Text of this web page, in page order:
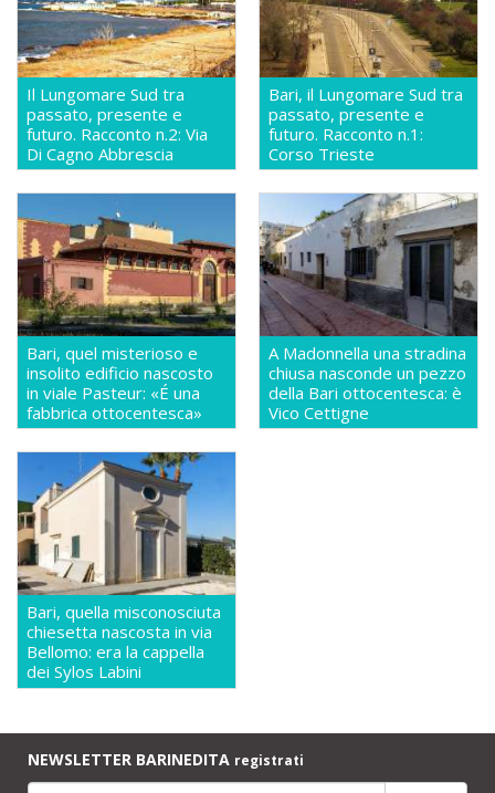
Il Lungomare Sud tra
passato, presente e
futuro. Racconto n.2: Via
Di Cagno Abbrescia
Bari, il Lungomare Sud tra
passato, presente e
futuro. Racconto n.1:
Corso Trieste
Bari, quel misterioso e
insolito edificio nascosto
in viale Pasteur: «É una
fabbrica ottocentesca»
A Madonnella una stradina
chiusa nasconde un pezzo
della Bari ottocentesca: è
Vico Cettigne
Bari, quella misconosciuta
chiesetta nascosta in via
Bellomo: era la cappella
dei Sylos Labini
NEWSLETTER BARINEDITA registrati